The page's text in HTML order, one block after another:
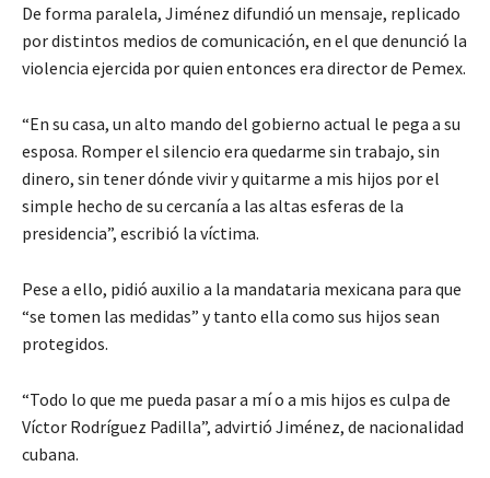
De forma paralela, Jiménez difundió un mensaje, replicado
por distintos medios de comunicación, en el que denunció la
violencia ejercida por quien entonces era director de Pemex.
“En su casa, un alto mando del gobierno actual le pega a su
esposa. Romper el silencio era quedarme sin trabajo, sin
dinero, sin tener dónde vivir y quitarme a mis hijos por el
simple hecho de su cercanía a las altas esferas de la
presidencia”, escribió la víctima.
Pese a ello, pidió auxilio a la mandataria mexicana para que
“se tomen las medidas” y tanto ella como sus hijos sean
protegidos.
“Todo lo que me pueda pasar a mí o a mis hijos es culpa de
Víctor Rodríguez Padilla”, advirtió Jiménez, de nacionalidad
cubana.